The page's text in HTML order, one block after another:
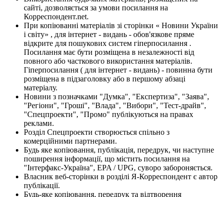
сайті, дозволяється за умови посилання на
Корреспондент.net.
При копіюванні матеріалів зі сторінки « Новини України
і світу» , для інтернет - видань - обов'язкове пряме
відкрите для пошукових систем гіперпосилання .
Посилання має бути розміщена в незалежності від
повного або часткового використання матеріалів.
Гіперпосилання ( для інтернет - видань) - повинна бути
розміщена в підзаголовку або в першому абзаці
матеріалу.
Новини з позначками "Думка", "Експертиза", "Заява",
"Регіони", "Гроші", "Влада", "Вибори", "Тест-драйв",
"Спецпроекти", "Промо" публікуються на правах
реклами.
Розділ Спецпроекти створюється спільно з
комерційними партнерами.
Будь яке копіювання, публікація, передрук, чи наступне
поширення інформації, що містить посилання на
"Інтерфакс-Україна", EPA / UPG, суворо забороняється.
Власник веб-сторінки в розділі Я-Корреспондент є автор
публікації.
Будь-яке копіювання, передрук та відтворення